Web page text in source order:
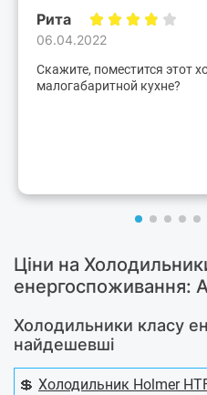
Рита
06.04.2022
Скажите, поместится этот
малогабаритной кухне?
Ціни на
енергоспоживання:
Холодильники класу
найдешевші
💲 Холодильник Holmer